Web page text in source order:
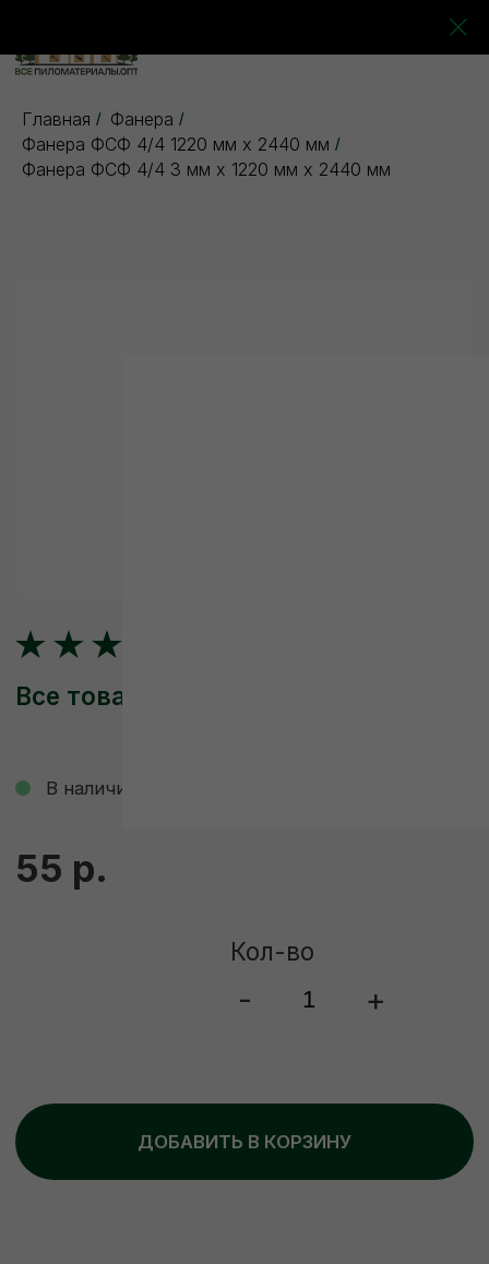
Главная / Фанера /
Фанера ФСФ 4/4 1220 мм х 2440 мм /
Фанера ФСФ 4/4 3 мм х 1220 мм х 2440 мм